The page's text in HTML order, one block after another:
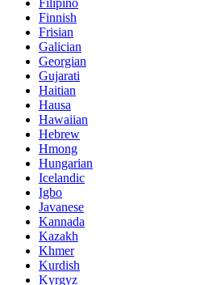
Filipino
Finnish
Frisian
Galician
Georgian
Gujarati
Haitian
Hausa
Hawaiian
Hebrew
Hmong
Hungarian
Icelandic
Igbo
Javanese
Kannada
Kazakh
Khmer
Kurdish
Kyrgyz